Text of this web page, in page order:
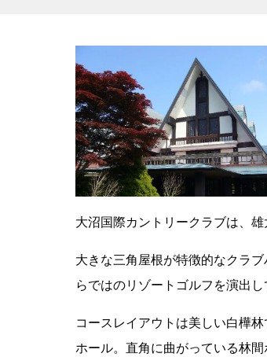
大沼国際カントリークラブは、
大きな三角屋根が特徴的なクラ
らではのリゾートゴルフを演出し
コースレイアウトは美しい白樺
ホール。直角に曲がっている林